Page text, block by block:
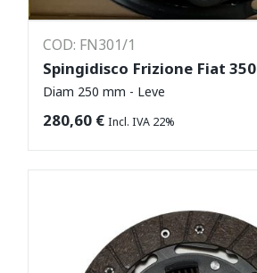
COD: FN301/1
Spingidisco Frizione Fiat 350
Diam 250 mm - Leve
280,60 € Incl. IVA 22%